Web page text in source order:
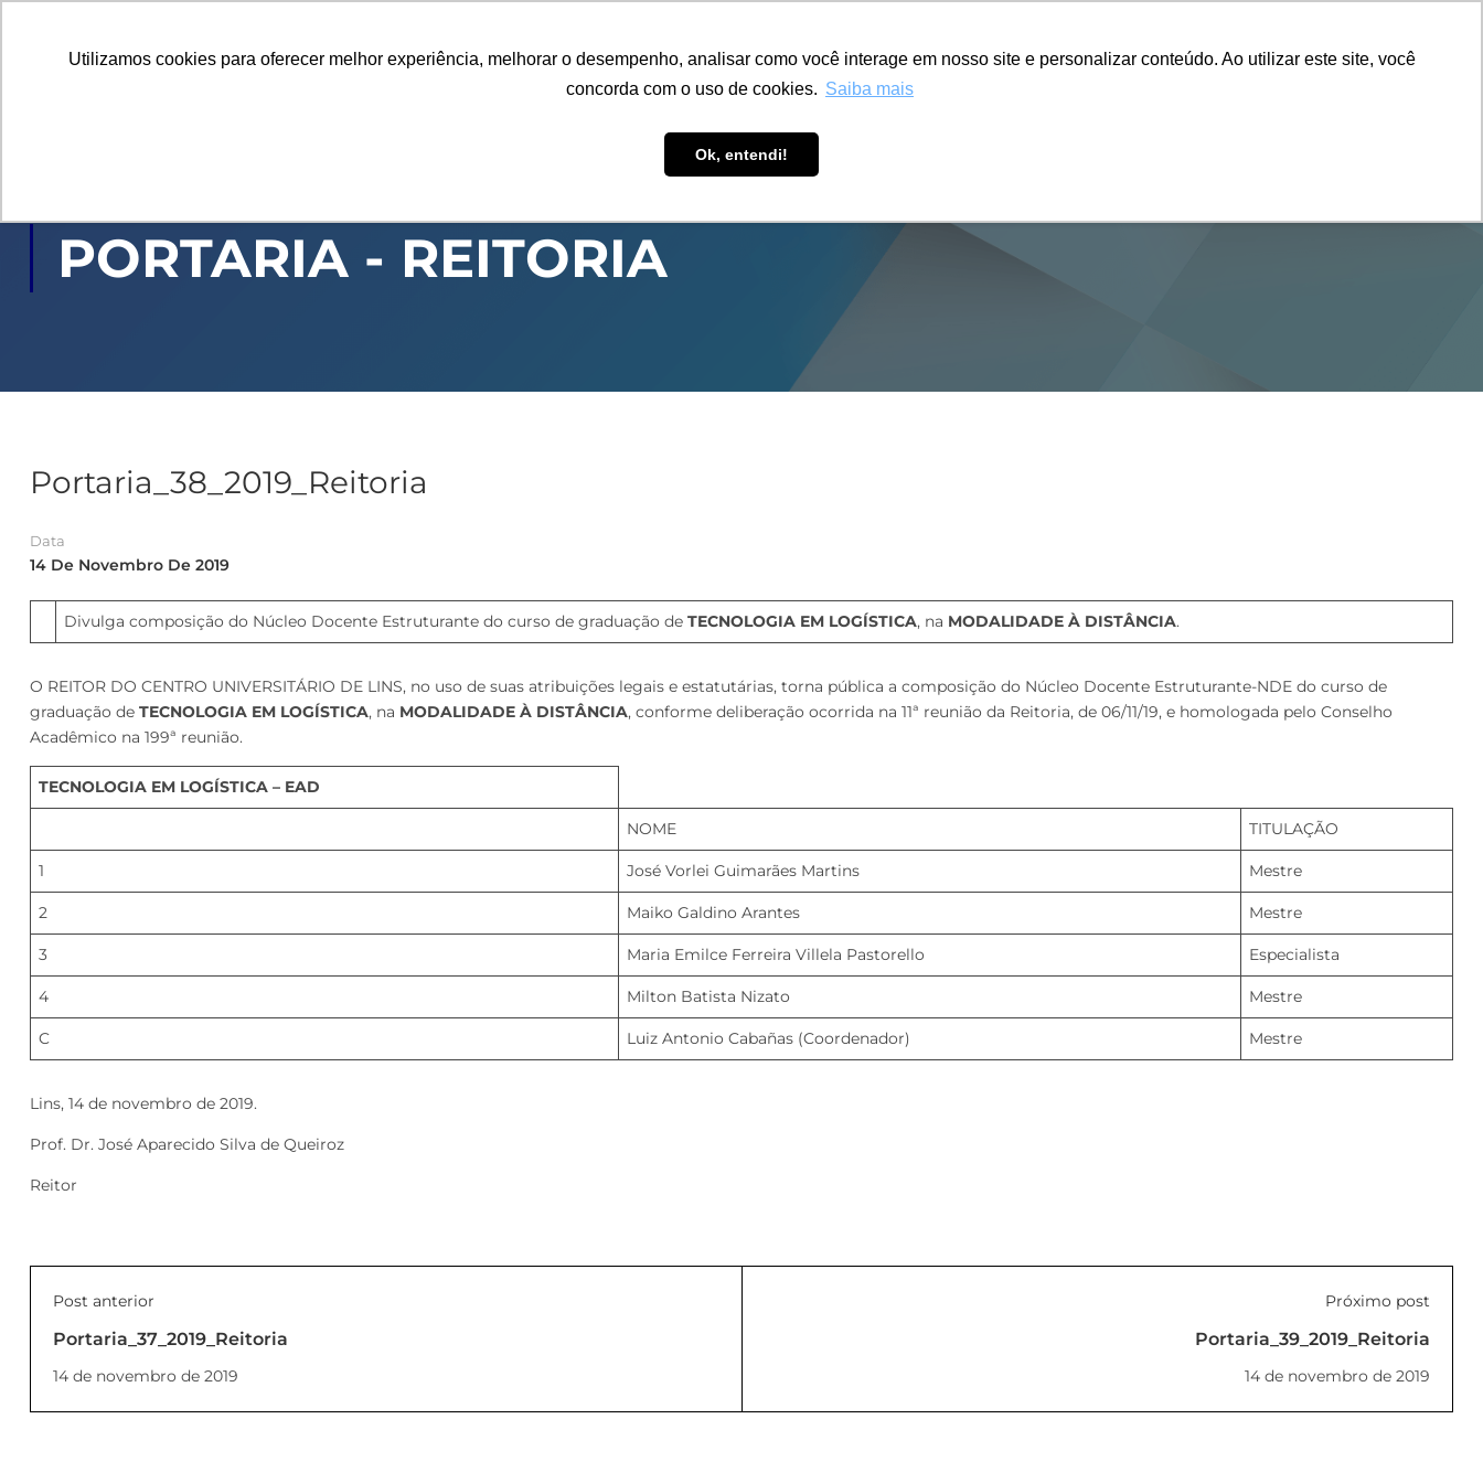
Utilizamos cookies para oferecer melhor experiência, melhorar o desempenho, analisar como você interage em nosso site e personalizar conteúdo. Ao utilizar este site, você
concorda com o uso de cookies. Saiba mais
Ok, entendi!
PÓS-GRADUAÇÃO CAPACITAÇÃO EXTENSÃO PESQUISA
PORTARIA - REITORIA
Portaria_38_2019_Reitoria
Data
14 De Novembro De 2019
Divulga composição do Núcleo Docente Estruturante do curso de graduação de TECNOLOGIA EM LOGÍSTICA, na MODALIDADE À DISTÂNCIA.
O REITOR DO CENTRO UNIVERSITÁRIO DE LINS, no uso de suas atribuições legais e estatutárias, torna pública a composição do Núcleo Docente Estruturante-NDE do curso de
graduação de TECNOLOGIA EM LOGÍSTICA, na MODALIDADE À DISTÂNCIA, conforme deliberação ocorrida na 11ª reunião da Reitoria, de 06/11/19, e homologada pelo Conselho
Acadêmico na 199ª reunião.
TECNOLOGIA EM LOGÍSTICA – EAD
NOME TITULAÇÃO
1 José Vorlei Guimarães Martins Mestre
2 Maiko Galdino Arantes Mestre
3 Maria Emilce Ferreira Villela Pastorello Especialista
4 Milton Batista Nizato Mestre
C Luiz Antonio Cabañas (Coordenador) Mestre
Lins, 14 de novembro de 2019.
Prof. Dr. José Aparecido Silva de Queiroz
Reitor
Post anterior
Portaria_37_2019_Reitoria
14 de novembro de 2019
Próximo post
Portaria_39_2019_Reitoria
14 de novembro de 2019